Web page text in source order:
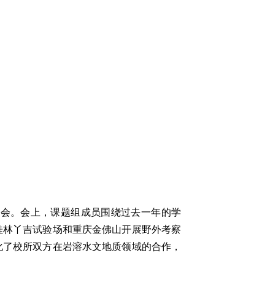
。会上，课题组成员围绕过去一年的学
丫吉试验场和重庆金佛山开展野外考察
校所双方在岩溶水文地质领域的合作，